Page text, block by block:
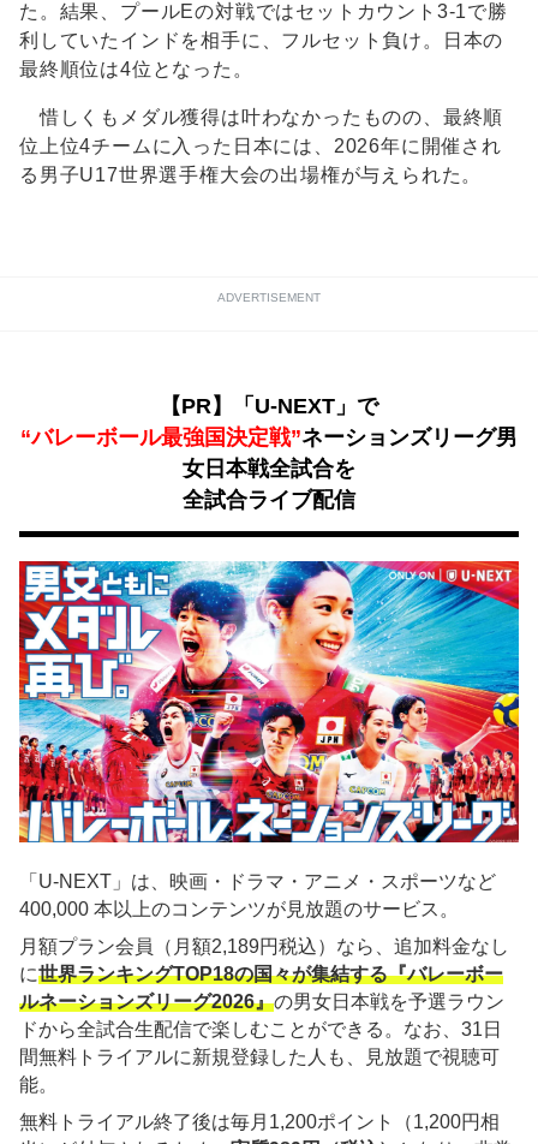
た。結果、プールEの対戦ではセットカウント3-1で勝
利していたインドを相手に、フルセット負け。日本の
最終順位は4位となった。
惜しくもメダル獲得は叶わなかったものの、最終順
位上位4チームに入った日本には、2026年に開催され
る男子U17世界選手権大会の出場権が与えられた。
ADVERTISEMENT
【PR】「U-NEXT」で
“バレーボール最強国決定戦”ネーションズリーグ男
女日本戦全試合を
全試合ライブ配信
「U-NEXT」は、映画・ドラマ・アニメ・スポーツなど
400,000 本以上のコンテンツが見放題のサービス。
月額プラン会員（月額2,189円税込）なら、追加料金なし
に世界ランキングTOP18の国々が集結する『バレーボー
ルネーションズリーグ2026』の男女日本戦を予選ラウン
ドから全試合生配信で楽しむことができる。なお、31日
間無料トライアルに新規登録した人も、見放題で視聴可
能。
無料トライアル終了後は毎月1,200ポイント（1,200円相